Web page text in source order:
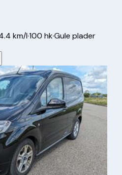
km/l·100 hk·Gule plader